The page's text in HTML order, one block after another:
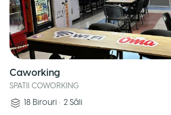
Caworking
SPATII COWORKING
18 Birouri • 2 Săli